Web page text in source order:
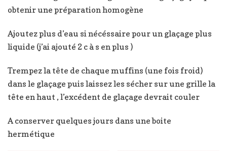
obtenir une préparation homogène
Ajoutez plus d’eau si nécéssaire pour un glaçage plus
liquide (j’ai ajouté 2 c à s en plus )
Trempez la tête de chaque muffins (une fois froid)
dans le glaçage puis laissez les sécher sur une grille la
tête en haut , l’excédent de glaçage devrait couler
A conserver quelques jours dans une boite
hermétique